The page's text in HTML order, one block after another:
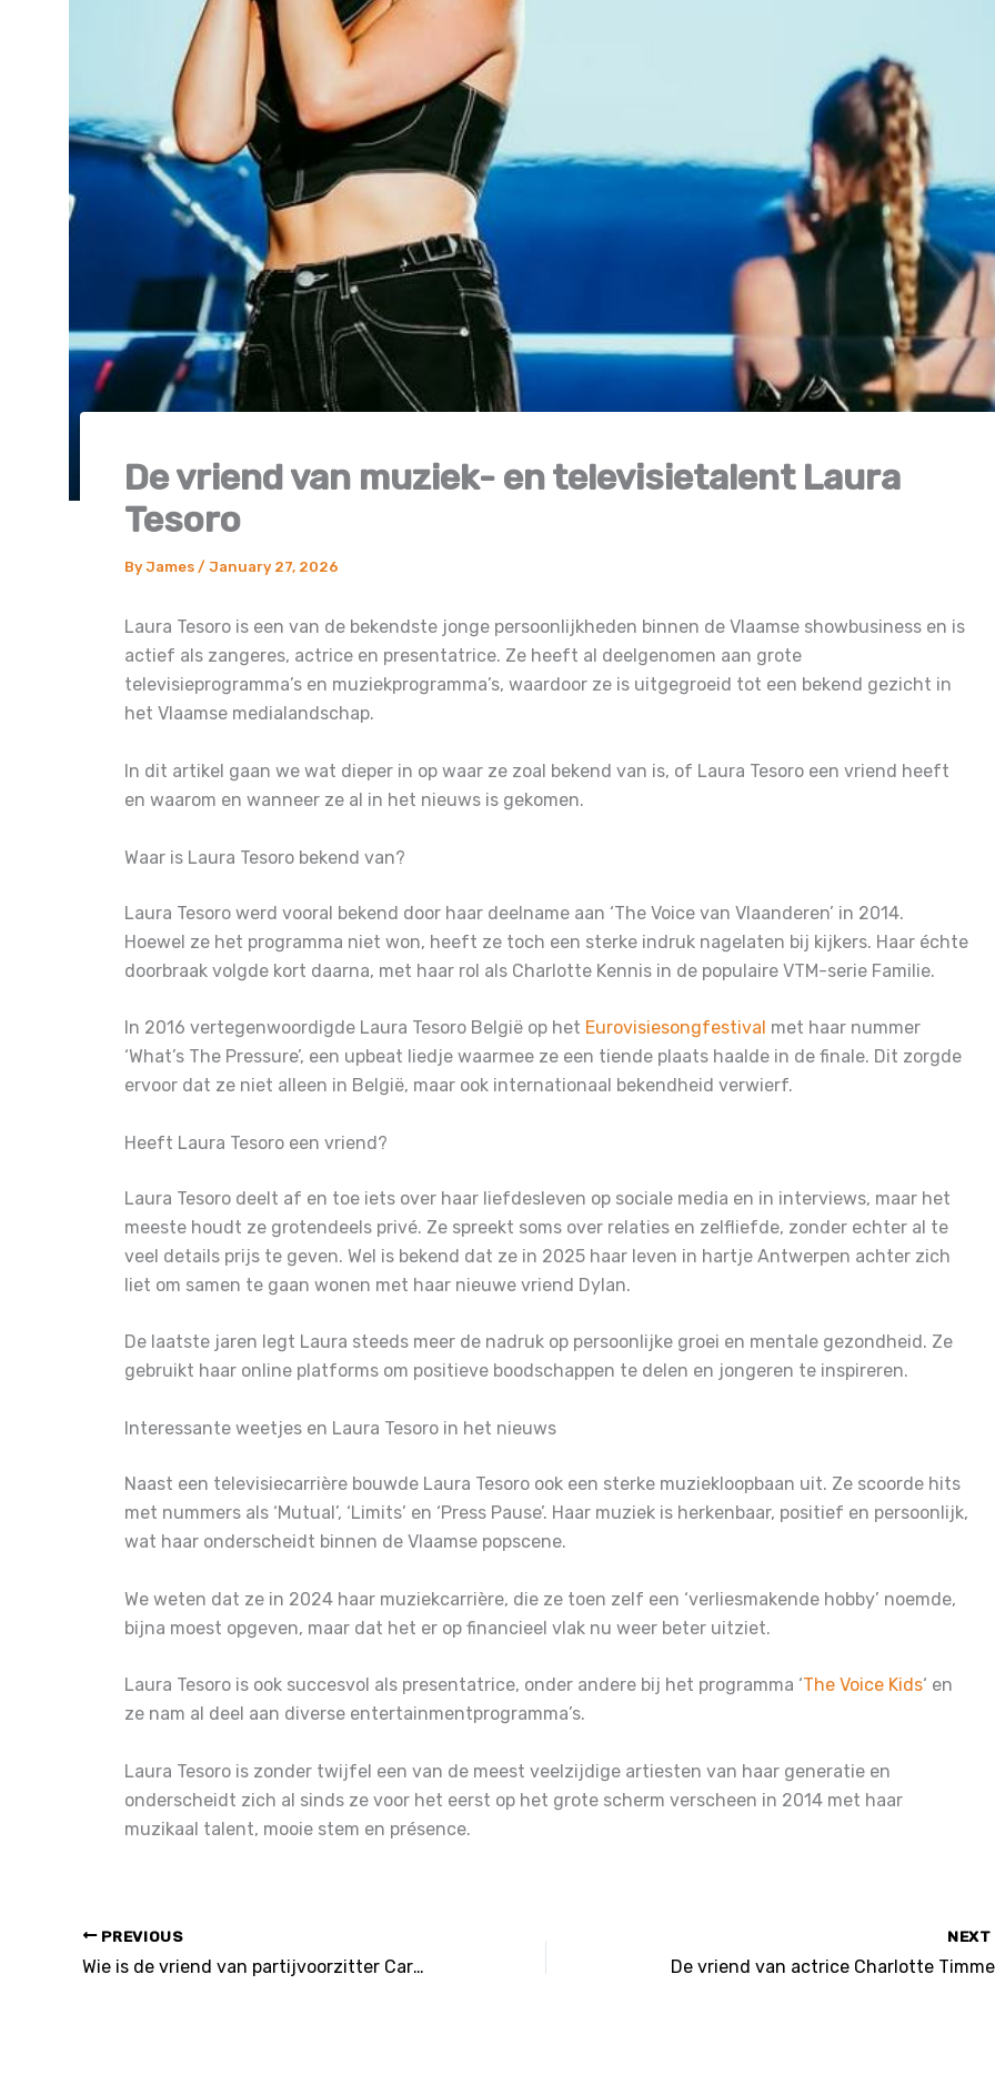
De vriend van muziek- en televisietalent Laura
Tesoro
By James / January 27, 2026
Laura Tesoro is een van de bekendste jonge persoonlijkheden binnen de Vlaamse showbusiness en is
actief als zangeres, actrice en presentatrice. Ze heeft al deelgenomen aan grote
televisieprogramma’s en muziekprogramma’s, waardoor ze is uitgegroeid tot een bekend gezicht in
het Vlaamse medialandschap.
In dit artikel gaan we wat dieper in op waar ze zoal bekend van is, of Laura Tesoro een vriend heeft
en waarom en wanneer ze al in het nieuws is gekomen.
Waar is Laura Tesoro bekend van?
Laura Tesoro werd vooral bekend door haar deelname aan ‘The Voice van Vlaanderen’ in 2014.
Hoewel ze het programma niet won, heeft ze toch een sterke indruk nagelaten bij kijkers. Haar échte
doorbraak volgde kort daarna, met haar rol als Charlotte Kennis in de populaire VTM-serie Familie.
In 2016 vertegenwoordigde Laura Tesoro België op het Eurovisiesongfestival met haar nummer
‘What’s The Pressure’, een upbeat liedje waarmee ze een tiende plaats haalde in de finale. Dit zorgde
ervoor dat ze niet alleen in België, maar ook internationaal bekendheid verwierf.
Heeft Laura Tesoro een vriend?
Laura Tesoro deelt af en toe iets over haar liefdesleven op sociale media en in interviews, maar het
meeste houdt ze grotendeels privé. Ze spreekt soms over relaties en zelfliefde, zonder echter al te
veel details prijs te geven. Wel is bekend dat ze in 2025 haar leven in hartje Antwerpen achter zich
liet om samen te gaan wonen met haar nieuwe vriend Dylan.
De laatste jaren legt Laura steeds meer de nadruk op persoonlijke groei en mentale gezondheid. Ze
gebruikt haar online platforms om positieve boodschappen te delen en jongeren te inspireren.
Interessante weetjes en Laura Tesoro in het nieuws
Naast een televisiecarrière bouwde Laura Tesoro ook een sterke muziekloopbaan uit. Ze scoorde hits
met nummers als ‘Mutual’, ‘Limits’ en ‘Press Pause’. Haar muziek is herkenbaar, positief en persoonlijk,
wat haar onderscheidt binnen de Vlaamse popscene.
We weten dat ze in 2024 haar muziekcarrière, die ze toen zelf een ‘verliesmakende hobby’ noemde,
bijna moest opgeven, maar dat het er op financieel vlak nu weer beter uitziet.
Laura Tesoro is ook succesvol als presentatrice, onder andere bij het programma ‘The Voice Kids‘ en
ze nam al deel aan diverse entertainmentprogramma’s.
Laura Tesoro is zonder twijfel een van de meest veelzijdige artiesten van haar generatie en
onderscheidt zich al sinds ze voor het eerst op het grote scherm verscheen in 2014 met haar
muzikaal talent, mooie stem en présence.
PREVIOUS
Wie is de vriend van partijvoorzitter Caroline Gennez
NEXT
De vriend van actrice Charlotte